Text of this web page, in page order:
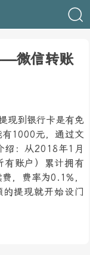
微信转账
现到银行卡是有免
有1000元，通过文
绍：从2018年1月
有账户）累计拥有
，费率为0.1%，
提现就开始设门